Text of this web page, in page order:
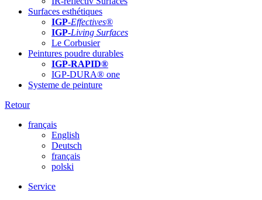
Surfaces esthétiques
IGP-Effectives®
IGP-Living Surfaces
Le Corbusier
Peintures poudre durables
IGP-RAPID®
IGP-DURA® one
Systeme de peinture
Retour
français
English
Deutsch
français
polski
Service